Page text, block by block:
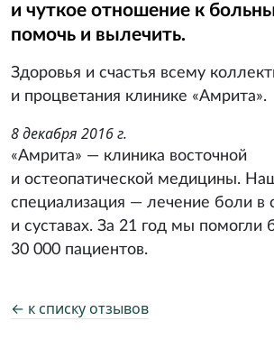
и чуткое отношение к
помочь и вылечить.
Здоровья и счастья всему
и процветания клинике «Амрита».
8 декабря 2016 г.
«Амрита» — клиника восточной
и остеопатической медицины.
специализация — лечение боли в
и суставах. За 21 год мы помогли
30 000 пациентов.
← к списку отзывов